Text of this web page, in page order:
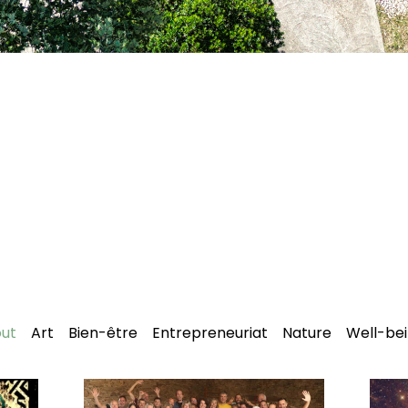
Art Bien-être Entrepreneuriat Nature Well-